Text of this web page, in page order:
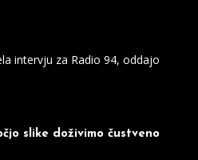
intervju za Radio 94, oddajo
slike doživimo čustveno